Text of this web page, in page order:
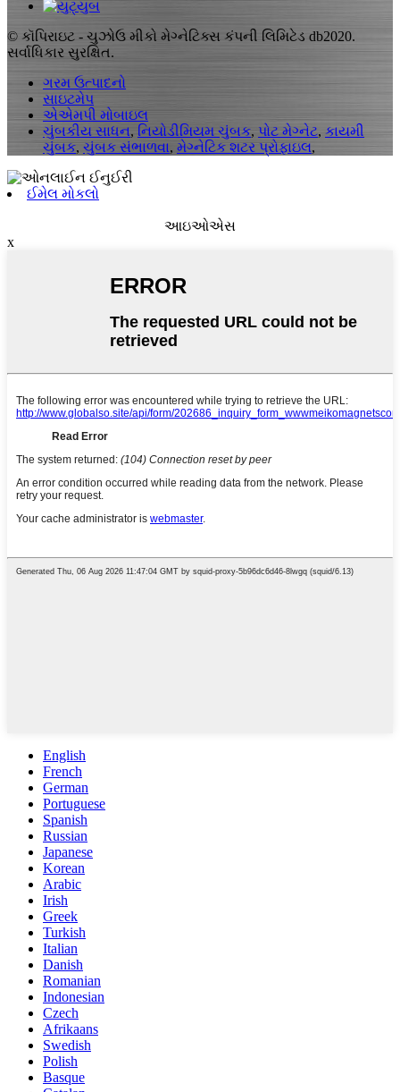
© કૉપિરાઇટ - ચુઝોઉ મીકો મેગ્નેટિક્સ કંપની લિમિટેડ db2020.
સર્વાધિકાર સુરક્ષિત.
ગરમ ઉત્પાદનો
સાઇટમેપ
એએમપી મોબાઇલ
ચુંબકીય સાધન, નિયોડીમિયમ ચુંબક, પોટ મેગ્નેટ, કાયમી
ચુંબક, ચુંબક સંભાળવા, મેગ્નેટિક શટર પ્રોફાઇલ,
ઈમેલ મોકલો
આઇઓએસ
x
English
French
German
Portuguese
Spanish
Russian
Japanese
Korean
Arabic
Irish
Greek
Turkish
Italian
Danish
Romanian
Indonesian
Czech
Afrikaans
Swedish
Polish
Basque